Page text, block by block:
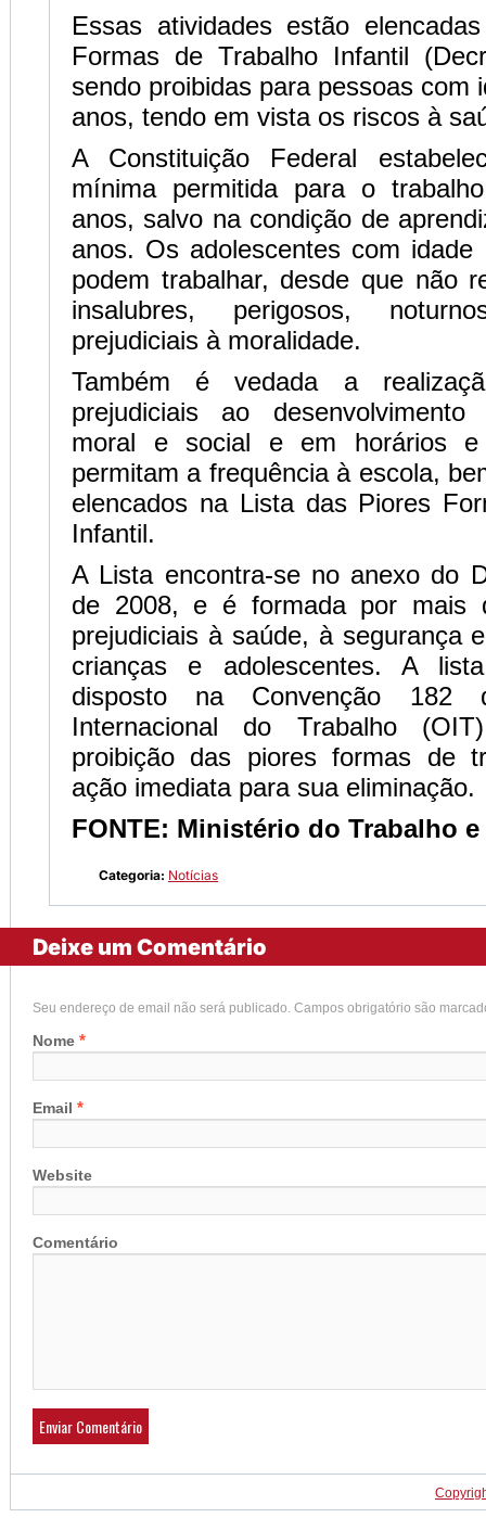
Essas atividades estão
Formas de Trabalho Infantil
sendo proibidas para pessoas com
anos, tendo em vista os riscos à
A Constituição Federal
mínima permitida para o
anos, salvo na condição de
anos. Os adolescentes com
podem trabalhar, desde que não
insalubres, perigosos,
prejudiciais à moralidade.
Também é vedada a
prejudiciais ao
moral e social e em horários
permitam a frequência à escola,
elencados na Lista das Piores
Infantil.
A Lista encontra-se no anexo do
de 2008, e é formada por mais
prejudiciais à saúde, à segurança
crianças e adolescentes. A
disposto na Convenção 182
Internacional do Trabalho
proibição das piores formas de
ação imediata para sua eliminação.
FONTE: Ministério do Trabalho
Categoria: Notícias
Deixe um Comentário
Seu endereço de email não será publicado. Campos obrigatório são
Nome *
Email *
Website
Comentário